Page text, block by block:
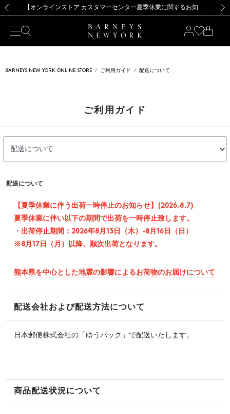
新規登録のお客様も対象！＜MY BARNEYS＞会員のお客様は11,000円（税込）以上のお買上げで常時送料無料！お買い物の際は会員登録を！
【夏季休業に伴う出荷一時停止のお知らせ】(2026.8.7) 【オンラインストア カスタマーセンター夏季休業に関するお知らせ】（2026.8.7）
【夏季休業に伴う返品・交換承り一時停止のお知らせ】（2026.8.5）
熊本県を中心とした地震の影響によるお荷物のお届けについて
【開催中】SUMMER SALEのご案内・ご注意事項 新規登録のお客様も対象！＜MY BARNEYS＞会員のお客様は11,000円（税込）以上のお買上げで常時送料無料！お買い物の際は会員登録を！
【夏季休業に伴う出荷一時停止のお知らせ】(2026.8.7)
BARNEYS NEW YORK ONLINE STORE ご利用ガイド 配送について
ご利用ガイド
配送について
【夏季休業に伴う出荷一時停止のお知らせ】(2026.8.7)
夏季休業に伴い以下の期間で出荷を一時停止致します。
・出荷停止期間：2026年8月13日（木）-8月16日（日）
※8月17日（月）以降、順次出荷となります。
熊本県を中心とした地震の影響によるお荷物のお届けについて
配送会社および配送方法について
日本郵便株式会社の「ゆうパック」で配送いたします。
商品配送状況について